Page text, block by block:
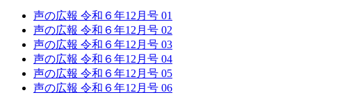
声の広報 令和６年12月号 01
声の広報 令和６年12月号 02
声の広報 令和６年12月号 03
声の広報 令和６年12月号 04
声の広報 令和６年12月号 05
声の広報 令和６年12月号 06